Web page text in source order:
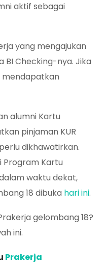
aktif sebagai
yang mengajukan
BI Checking-nya. Jika
alumni Kartu
pinjaman KUR
dikhawatirkan.
Program Kartu
waktu dekat,
18 dibuka hari ini.
gelombang 18?
ini.
Prakerja